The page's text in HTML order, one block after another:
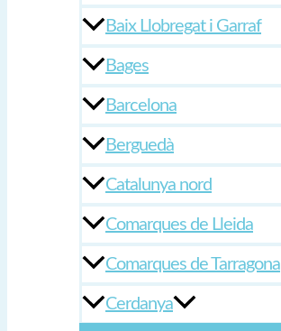
Baix Llobregat i Garraf
Bages
Barcelona
Berguedà
Catalunya nord
Comarques de Lleida
Comarques de Tarragona
Cerdanya